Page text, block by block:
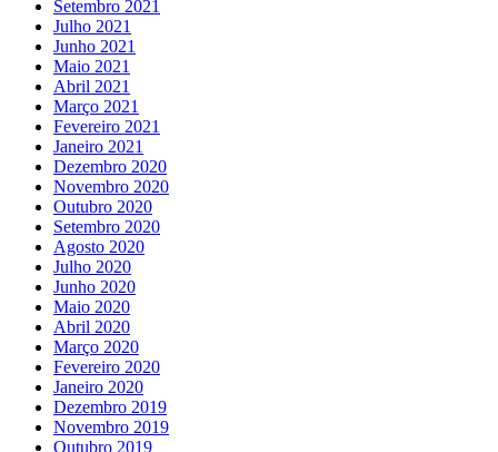
Setembro 2021
Julho 2021
Junho 2021
Maio 2021
Abril 2021
Março 2021
Fevereiro 2021
Janeiro 2021
Dezembro 2020
Novembro 2020
Outubro 2020
Setembro 2020
Agosto 2020
Julho 2020
Junho 2020
Maio 2020
Abril 2020
Março 2020
Fevereiro 2020
Janeiro 2020
Dezembro 2019
Novembro 2019
Outubro 2019